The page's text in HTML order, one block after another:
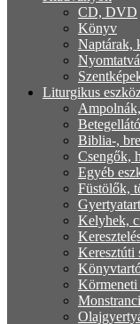
CD, DVD
Könyv
Naptárak,
Liturgikus
Biblia-,
Csengők,
Egyéb
Füstölők,
Kelyhek,
Keresztúti